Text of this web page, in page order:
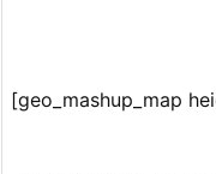
[geo_mashup_map